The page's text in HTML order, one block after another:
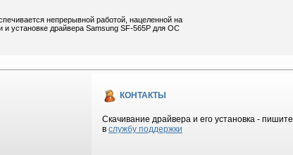
непрерывной работой, нацеленной на
установке драйвера Samsung SF-565P для ОС
КОНТАКТЫ
Скачивание драйвера и его установка - пишите
в службу поддержки